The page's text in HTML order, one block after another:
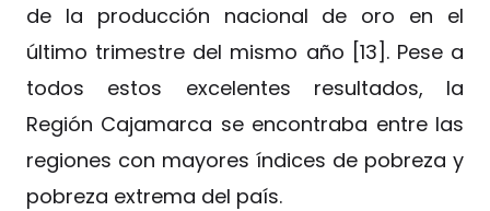
de la producción nacional de oro en el
último trimestre del mismo año [13]. Pese a
todos estos excelentes resultados, la
Región Cajamarca se encontraba entre las
regiones con mayores índices de pobreza y
pobreza extrema del país.